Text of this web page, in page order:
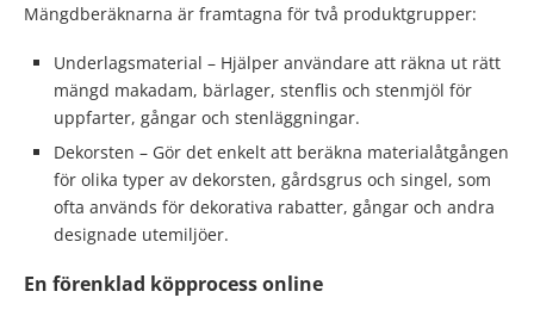
Mängdberäknarna är framtagna för två produktgrupper:
Underlagsmaterial – Hjälper användare att räkna ut rätt
mängd makadam, bärlager, stenflis och stenmjöl för
uppfarter, gångar och stenläggningar.
Dekorsten – Gör det enkelt att beräkna materialåtgången
för olika typer av dekorsten, gårdsgrus och singel, som
ofta används för dekorativa rabatter, gångar och andra
designade utemiljöer.
En förenklad köpprocess online